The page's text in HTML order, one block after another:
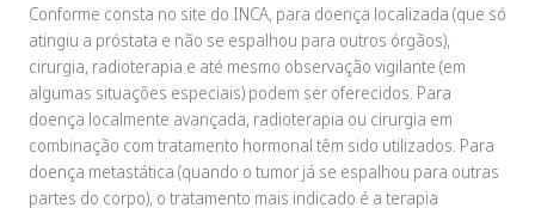
Conforme consta no site do INCA, para doença localizada (que só
atingiu a próstata e não se espalhou para outros órgãos),
cirurgia, radioterapia e até mesmo observação vigilante (em
algumas situações especiais) podem ser oferecidos. Para
doença localmente avançada, radioterapia ou cirurgia em
combinação com tratamento hormonal têm sido utilizados. Para
doença metastática (quando o tumor já se espalhou para outras
partes do corpo), o tratamento mais indicado é a terapia